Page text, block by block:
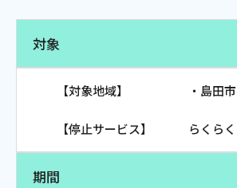
おトクな情報
対象
【対象地域】 ・島田市井
【停止サービス】 らくらく
期間